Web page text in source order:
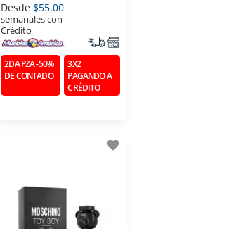
Desde $55.00
semanales con
Crédito
2DA PZA -50%
DE CONTADO
3X2
PAGANDO A
CRÉDITO
favorite